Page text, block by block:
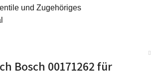
und Zugehöriges
Bosch 00171262 für